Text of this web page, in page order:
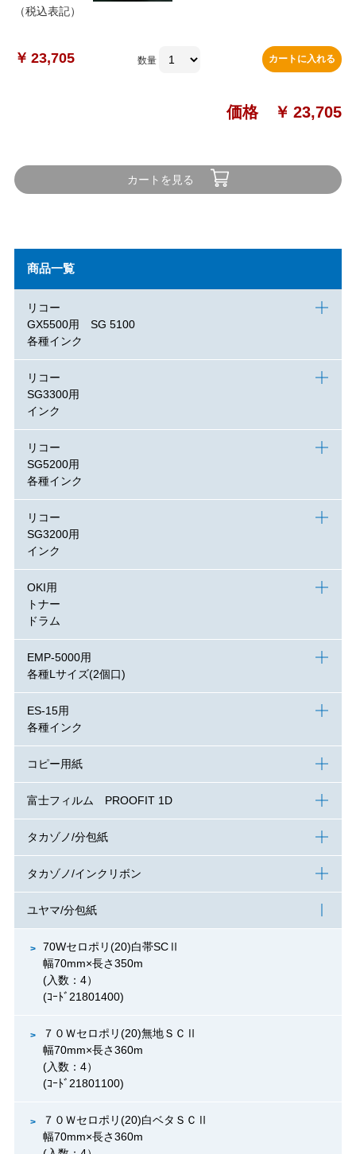
（税込表記）
￥ 23,705 数量 カートに入れる
価格 ￥ 23,705
カートを見る
商品一覧
リコー
GX5500用 SG 5100
各種インク
リコー
SG3300用
インク
リコー
SG5200用
各種インク
リコー
SG3200用
インク
OKI用
トナー
ドラム
EMP-5000用
各種Lサイズ(2個口)
ES-15用
各種インク
コピー用紙
富士フィルム PROOFIT 1D
タカゾノ/分包紙
タカゾノ/インクリボン
ユヤマ/分包紙
70Wセロポリ(20)白帯SCⅡ
幅70mm×長さ350m
(入数：4）
(ｺｰﾄﾞ21801400)
７０Ｗセロポリ(20)無地ＳＣⅡ
幅70mm×長さ360m
(入数：4）
(ｺｰﾄﾞ21801100)
７０Ｗセロポリ(20)白ベタＳＣⅡ
幅70mm×長さ360m